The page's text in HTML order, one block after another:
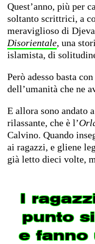
Quest’anno, più per
soltanto scrittrici, a
meraviglioso di
Disorientale, una
islamista, di
Però adesso basta
dell’umanità che ne
E allora sono andato
rilassante, che è l’
Calvino. Quando
ai ragazzi, e gliene
già letto dieci volte,
I
punto
e fanno